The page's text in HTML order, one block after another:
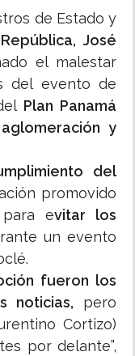
de Estado y
José
el malestar
del evento de
Plan Panamá
y
del
promovido
evitar los
un evento
fueron los
noticias, pero
Cortizo)
por delante”,